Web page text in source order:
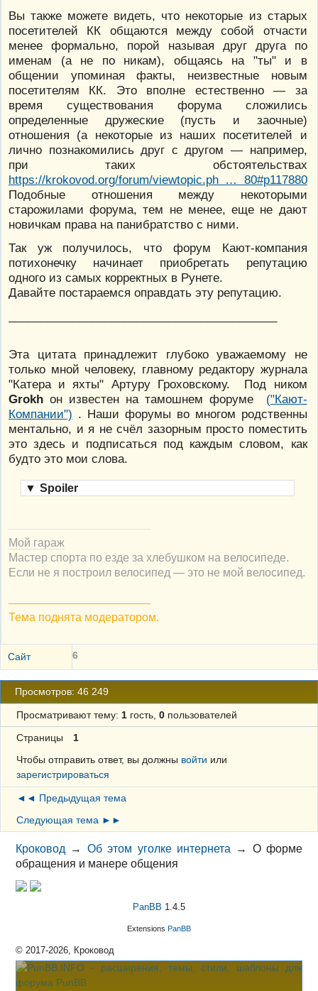
Вы также можете видеть, что некоторые из старых
посетителей КК общаются между собой отчасти
менее формально, порой называя друг друга по
именам (а не по никам), общаясь на "ты" и в
общении упоминая факты, неизвестные новым
посетителям КК. Это вполне естественно — за
время существования форума сложились
определенные дружеские (пусть и заочные)
отношения (а некоторые из наших посетителей и
лично познакомились друг с другом — например,
при таких обстоятельствах
https://krokovod.org/forum/viewtopic.ph … 80#p117880
Подобные отношения между некоторыми
старожилами форума, тем не менее, еще не дают
новичкам права на панибратство с ними.
Так уж получилось, что форум Кают-компания
потихонечку начинает приобретать репутацию
одного из самых корректных в Рунете.
Давайте постараемся оправдать эту репутацию.
Эта цитата принадлежит глубоко уважаемому не
только мной человеку, главному редактору журнала
"Катера и яхты" Артуру Гроховскому. Под ником
Grokh он известен на тамошнем форуме ("Кают-
Компании") . Наши форумы во многом родственны
ментально, и я не счёл зазорным просто поместить
это здесь и подписаться под каждым словом, как
будто это мои слова.
▼ Spoiler
Мой гараж
Мастер спорта по езде за хлебушком на велосипеде.
Если не я построил велосипед — это не мой велосипед.
Тема поднята модератором.
Сайт 6
Просмотров: 46 249
Просматривают тему: 1гость, 0пользователей
Страницы
1
Чтобы отправить ответ, вы должны войти или
зарегистрироваться
◄◄ Предыдущая тема
Следующая тема ►►
Кроковод → Об этом уголке интернета → О форме
обращения и манере общения
PanBB 1.4.5
Extensions PanBB
© 2017-2026, Кроковод